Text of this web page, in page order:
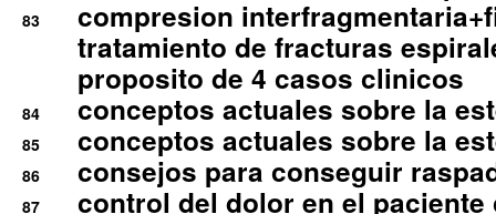
83
compresion
tratamiento de fracturas
proposito de 4 casos clinicos
84 conceptos actuales sobre la
85 conceptos actuales sobre la
86 consejos para conseguir
87 control del dolor en el